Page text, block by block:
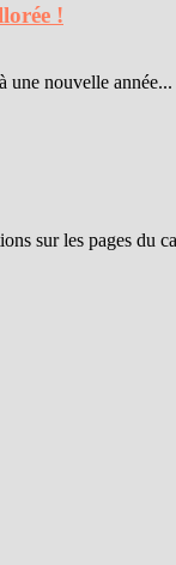
!
une nouvelle année...
sur les pages du